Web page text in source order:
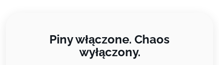
Piny włączone. Chaos
wyłączony.